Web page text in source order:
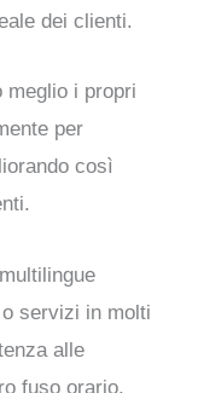
dei clienti.
meglio i propri
per
così
servizi in molti
alle
fuso orario.